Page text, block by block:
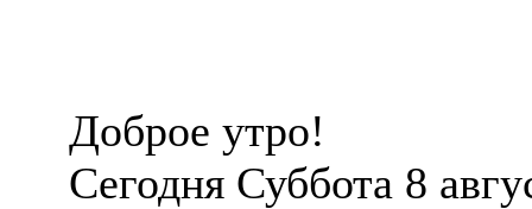
Доброе утро!
Сегодня Суббота 8